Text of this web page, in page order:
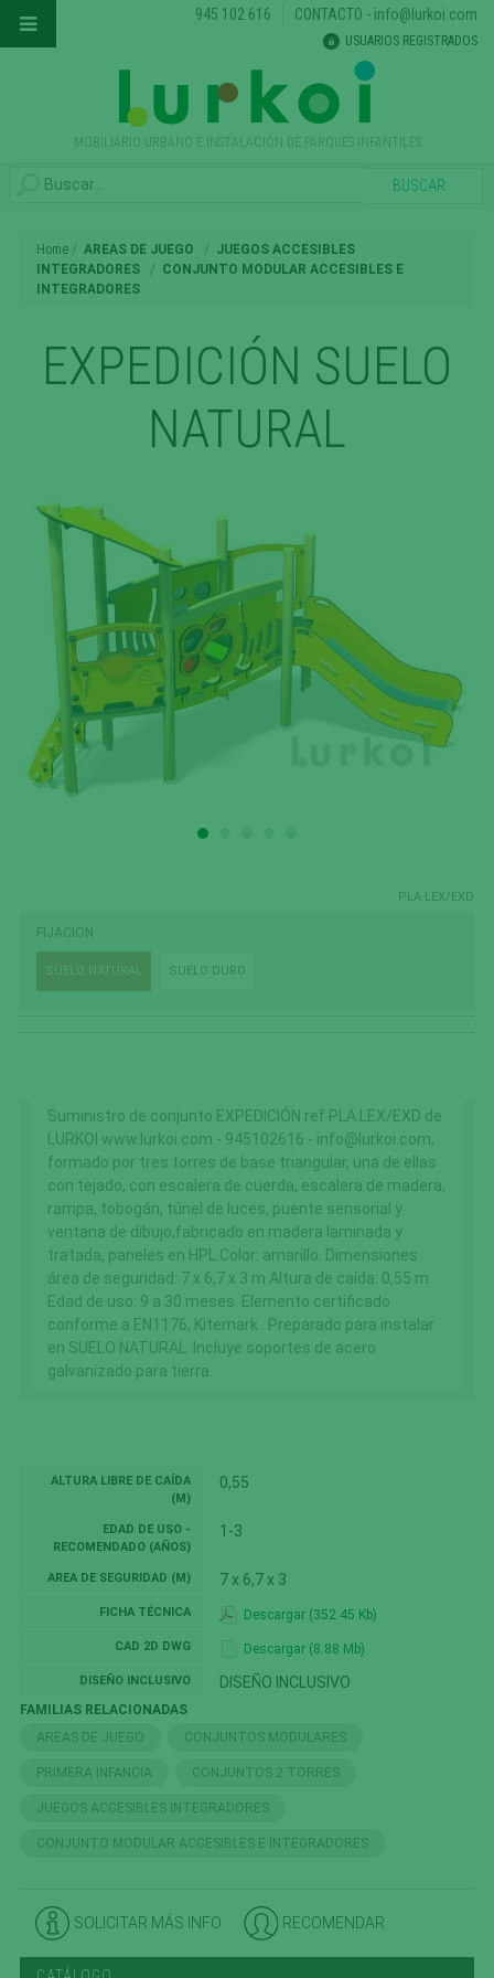
MOBILIARIO URBANO E INSTALACIÓN DE PARQUES INFANTILES
945 102 616 CONTACTO - info@lurkoi.com
USUARIOS REGISTRADOS
Home AREAS DE JUEGO
JUEGOS ACCESIBLES
INTEGRADORES
CONJUNTO MODULAR ACCESIBLES E
INTEGRADORES
EXPEDICIÓN SUELO
NATURAL
PLA.LEX/EXD
FIJACION
SUELO NATURAL SUELO DURO
Suministro de conjunto EXPEDICIÓN ref PLA.LEX/EXD de
LURKOI www.lurkoi.com - 945102616 - info@lurkoi.com,
formado por tres torres de base triangular, una de ellas
con tejado, con escalera de cuerda, escalera de madera,
rampa, tobogán, túnel de luces, puente sensorial y
ventana de dibujo,fabricado en madera laminada y
tratada, paneles en HPL.Color: amarillo. Dimensiones
área de seguridad: 7 x 6,7 x 3 m.Altura de caída: 0,55 m.
Edad de uso: 9 a 30 meses. Elemento certificado
conforme a EN1176, Kitemark . Preparado para instalar
en SUELO NATURAL. Incluye soportes de acero
galvanizado para tierra.
ALTURA LIBRE DE CAÍDA
(M)
0,55
EDAD DE USO -
RECOMENDADO (AÑOS)
1-3
AREA DE SEGURIDAD (M) 7 x 6,7 x 3
FICHA TÉCNICA Descargar (352.45 Kb)
CAD 2D DWG Descargar (8.88 Mb)
DISEÑO INCLUSIVO DISEÑO INCLUSIVO
FAMILIAS RELACIONADAS
AREAS DE JUEGO
CONJUNTOS MODULARES
PRIMERA INFANCIA CONJUNTOS 2 TORRES
JUEGOS ACCESIBLES INTEGRADORES
CONJUNTO MODULAR ACCESIBLES E INTEGRADORES
SOLICITAR MÁS INFO RECOMENDAR